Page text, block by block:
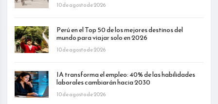
10 de agosto de 2026
Perú en el Top 50 de los mejores destinos del
mundo para viajar solo en 2026
10 de agosto de 2026
IA transforma el empleo: 40% de las habilidades
laborales cambiarán hacia 2030
10 de agosto de 2026